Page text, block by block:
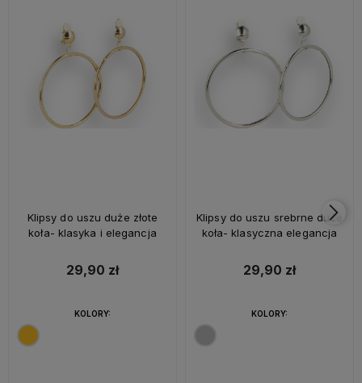
Klipsy do uszu duże złote
koła- klasyka i elegancja
29,90 zł
KOLORY:
Klipsy do uszu srebrne duże
koła- klasyczna elegancja
29,90 zł
KOLORY: